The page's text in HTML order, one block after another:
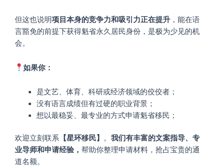
但这也说明项目本身的竞争力和吸引力正在提升 ，能在语
言豁免的前提下获得魁省永久居民身份，是极为少见的机
会。
如果你：
是文艺、体育、科研或经济领域的佼佼者；
没有语言成绩但有过硬的职业背景；
想以最稳妥、最专业的方式申请魁省移民；
欢迎立刻联系 【星环移民】 。 我们有丰富的文案指导、专
业导师和申请经验， 帮助你整理申请材料，抢占宝贵的通
道名额。